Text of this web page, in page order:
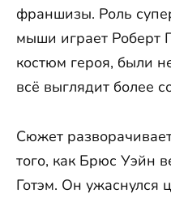
франшизы. Роль
мыши играет Роберт
костюм героя, были
всё выглядит более
Сюжет
того, как Брюс Уэйн
Готэм. Он ужаснулся